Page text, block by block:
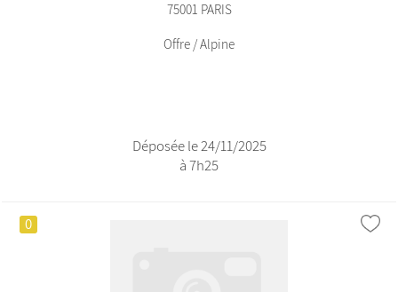
75001 PARIS
Offre / Alpine
Déposée le 24/11/2025
à 7h25
0